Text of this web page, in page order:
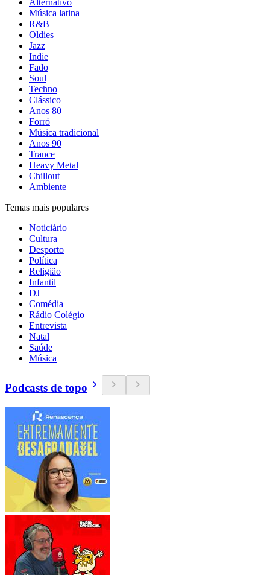
Alternativo
Música latina
R&B
Oldies
Jazz
Indie
Fado
Soul
Techno
Clássico
Anos 80
Forró
Música tradicional
Anos 90
Trance
Heavy Metal
Chillout
Ambiente
Temas mais populares
Noticiário
Cultura
Desporto
Política
Religião
Infantil
DJ
Comédia
Rádio Colégio
Entrevista
Natal
Saúde
Música
Podcasts de topo